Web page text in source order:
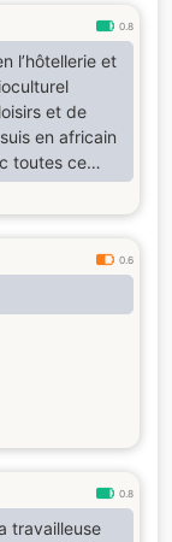
0.8
l’hôtellerie et
et de
en africain
toutes ce
a guérir
car sans
0.6
0.8
travailleuse